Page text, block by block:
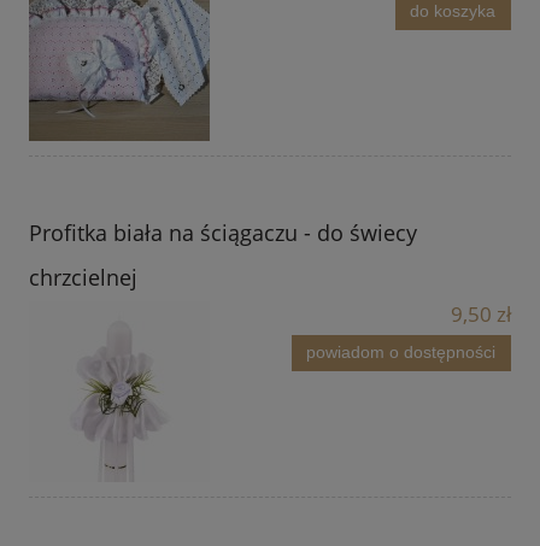
do koszyka
Profitka biała na ściągaczu - do świecy
chrzcielnej
9,50 zł
powiadom o dostępności